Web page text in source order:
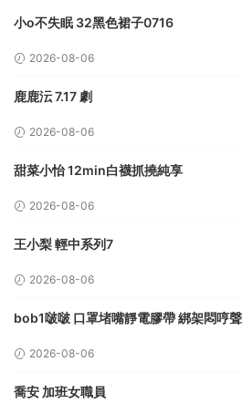
小o不失眠 32黑色裙子0716
2026-08-06
鹿鹿沄 7.17 劇
2026-08-06
甜菜小怡 12min白襪抓撓純享
2026-08-06
王小梨 輕中系列7
2026-08-06
bob1啵啵 口罩堵嘴靜電膠帶 綁架悶哼聲
2026-08-06
喬安 加班女職員